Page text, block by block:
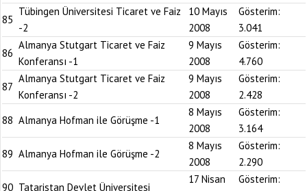
85
Tübingen Üniversitesi Ticaret ve Faiz
-2
10 Mayıs
2008
Gösterim:
3.041
86
Almanya Stutgart Ticaret ve Faiz
Konferansı -1
9 Mayıs
2008
Gösterim:
4.760
87
Almanya Stutgart Ticaret ve Faiz
Konferansı -2
9 Mayıs
2008
Gösterim:
2.428
88 Almanya Hofman ile Görüşme -1
8 Mayıs
2008
Gösterim:
3.164
89 Almanya Hofman ile Görüşme -2
8 Mayıs
2008
Gösterim:
2.290
90 Tataristan Devlet Üniversitesi
17 Nisan
Gösterim: